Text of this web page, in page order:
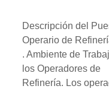
Descripción del
Operario de
. Ambiente de
los Operadores de
Refinería. Los